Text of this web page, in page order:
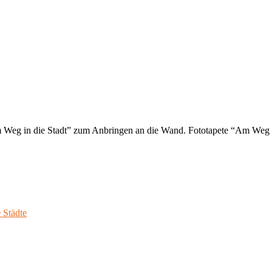
in die Stadt” zum Anbringen an die Wand. Fototapete “Am
Städte